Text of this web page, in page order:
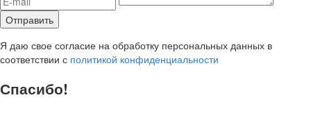
Я даю свое согласие на обработку персональных данных в
соответствии с политикой конфиденциальности
Спасибо!